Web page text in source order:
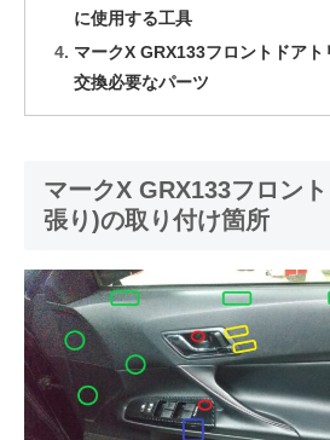
に使用する工具
マークX GRX133フロントドア
交換必要なパーツ
マークX GRX133フロン
張り)の取り付け箇所